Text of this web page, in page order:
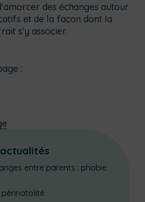
des échanges autour
et de la façon dont la
s’y associer.
:
entre parents : phobie
périnatalité